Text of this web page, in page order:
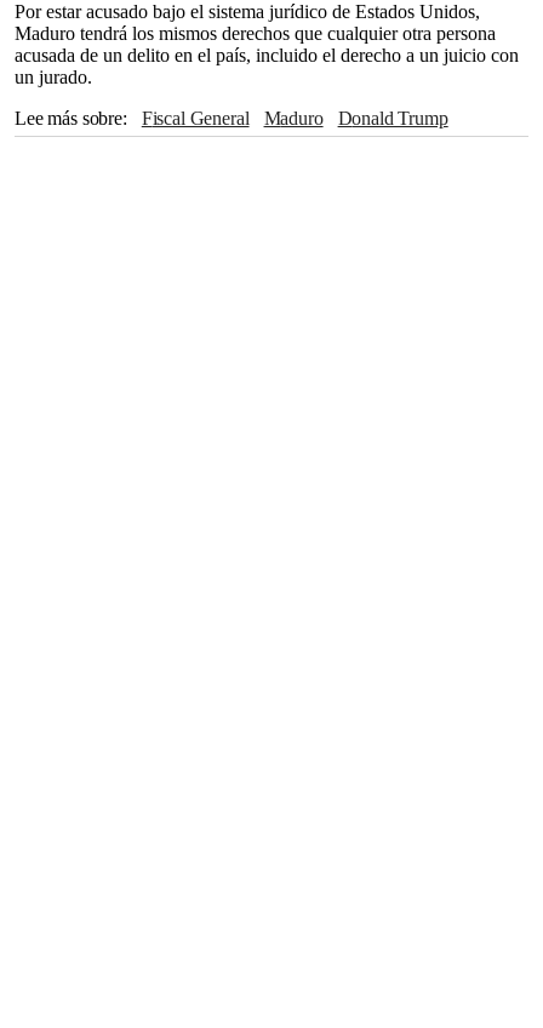
Por estar acusado bajo el sistema jurídico de Estados Unidos,
Maduro tendrá los mismos derechos que cualquier otra persona
acusada de un delito en el país, incluido el derecho a un juicio con
un jurado.
Lee más sobre
Fiscal General Maduro
Donald Trump